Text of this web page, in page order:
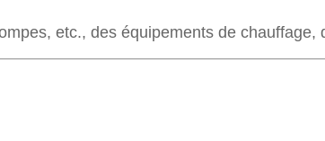
etc., des équipements de